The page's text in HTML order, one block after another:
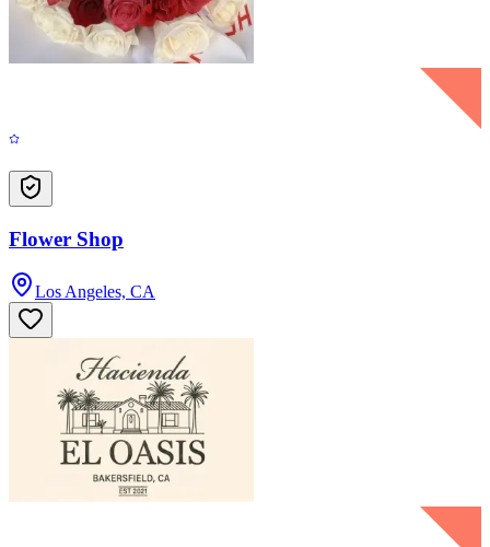
Flower Shop
Los Angeles, CA